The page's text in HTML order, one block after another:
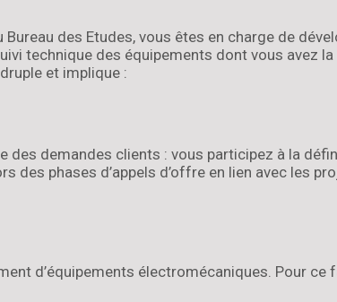
Bureau des Etudes, vous êtes en charge de
technique des équipements dont vous avez
et implique :
des demandes clients : vous participez à la
des phases d’appels d’offre en lien avec les
d’équipements électromécaniques. Pour ce